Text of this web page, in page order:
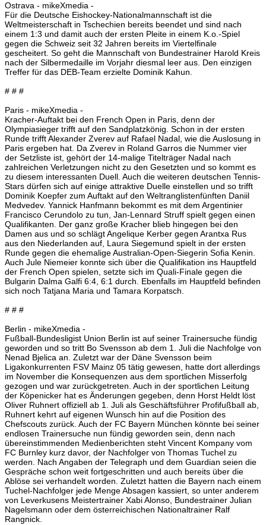
Ostrava - mikeXmedia -
Für die Deutsche Eishockey-Nationalmannschaft ist die
Weltmeisterschaft in Tschechien bereits beendet und sind nach
einem 1:3 und damit auch der ersten Pleite in einem K.o.-Spiel
gegen die Schweiz seit 32 Jahren bereits im Viertelfinale
gescheitert. So geht die Mannschaft von Bundestrainer Harold Kreis
nach der Silbermedaille im Vorjahr diesmal leer aus. Den einzigen
Treffer für das DEB-Team erzielte Dominik Kahun.
# # #
Paris - mikeXmedia -
Kracher-Auftakt bei den French Open in Paris, denn der
Olympiasieger trifft auf den Sandplatzkönig. Schon in der ersten
Runde trifft Alexander Zverev auf Rafael Nadal, wie die Auslosung in
Paris ergeben hat. Da Zverev in Roland Garros die Nummer vier
der Setzliste ist, gehört der 14-malige Titelträger Nadal nach
zahlreichen Verletzungen nicht zu den Gesetzten und so kommt es
zu diesem interessanten Duell. Auch die weiteren deutschen Tennis-
Stars dürfen sich auf einige attraktive Duelle einstellen und so trifft
Dominik Koepfer zum Auftakt auf den Weltranglistenfünften Daniil
Medvedev. Yannick Hanfmann bekommt es mit dem Argentinier
Francisco Cerundolo zu tun, Jan-Lennard Struff spielt gegen einen
Qualifikanten. Der ganz große Kracher blieb hingegen bei den
Damen aus und so schlägt Angelique Kerber gegen Arantxa Rus
aus den Niederlanden auf, Laura Siegemund spielt in der ersten
Runde gegen die ehemalige Australian-Open-Siegerin Sofia Kenin.
Auch Jule Niemeier konnte sich über die Qualifikation ins Hauptfeld
der French Open spielen, setzte sich im Quali-Finale gegen die
Bulgarin Dalma Galfi 6:4, 6:1 durch. Ebenfalls im Hauptfeld befinden
sich noch Tatjana Maria und Tamara Korpatsch.
# # #
Berlin - mikeXmedia -
Fußball-Bundesligist Union Berlin ist auf seiner Trainersuche fündig
geworden und so tritt Bo Svensson ab dem 1. Juli die Nachfolge von
Nenad Bjelica an. Zuletzt war der Däne Svensson beim
Ligakonkurrenten FSV Mainz 05 tätig gewesen, hatte dort allerdings
im November die Konsequenzen aus dem sportlichen Misserfolg
gezogen und war zurückgetreten. Auch in der sportlichen Leitung
der Köpenicker hat es Änderungen gegeben, denn Horst Heldt löst
Oliver Ruhnert offiziell ab 1. Juli als Geschäftsführer Profifußball ab,
Ruhnert kehrt auf eigenen Wunsch hin auf die Position des
Chefscouts zurück. Auch der FC Bayern München könnte bei seiner
endlosen Trainersuche nun fündig geworden sein, denn nach
übereinstimmenden Medienberichten steht Vincent Kompany vom
FC Burnley kurz davor, der Nachfolger von Thomas Tuchel zu
werden. Nach Angaben der Telegraph und dem Guardian seien die
Gespräche schon weit fortgeschritten und auch bereits über die
Ablöse sei verhandelt worden. Zuletzt hatten die Bayern nach einem
Tuchel-Nachfolger jede Menge Absagen kassiert, so unter anderem
von Leverkusens Meistertrainer Xabi Alonso, Bundestrainer Julian
Nagelsmann oder dem österreichischen Nationaltrainer Ralf
Rangnick.